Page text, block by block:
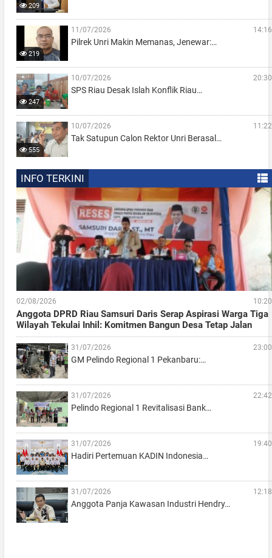
209
219
11/07/2026 14:16
Pilrek Unri Makin Memanas, Jenewar:…
247
10/07/2026 20:30
SPS Riau Desak Islah Konflik Riau…
555
10/07/2026 11:22
Tak Satupun Calon Rektor Unri Berasal…
INFO TERKINI
02/08/2026 10:20
Anggota DPRD Riau Samsuri Daris Serap Aspirasi Warga Tiga
Wilayah Tekulai Inhil: Komitmen Bangun Desa Tetap Jalan
31/07/2026 23:00
GM Pelindo Regional 1 Pekanbaru:…
31/07/2026 22:42
Pelindo Regional 1 Revitalisasi Bank…
31/07/2026 19:40
Hadiri Pertemuan KADIN Indonesia…
31/07/2026 12:18
Anggota Panja Kawasan Industri Hendry…